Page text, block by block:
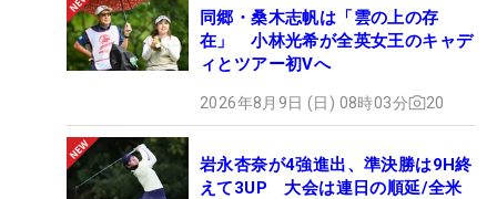
同郷・桑木志帆は「雲の上の存
在」 小林光希が全英女王のキャデ
ィとツアー初Vへ
2026年8月9日 (日) 08時03分 20
岩永杏奈が4強進出、準決勝は9H終
えて3UP 大会は連日の順延/全米